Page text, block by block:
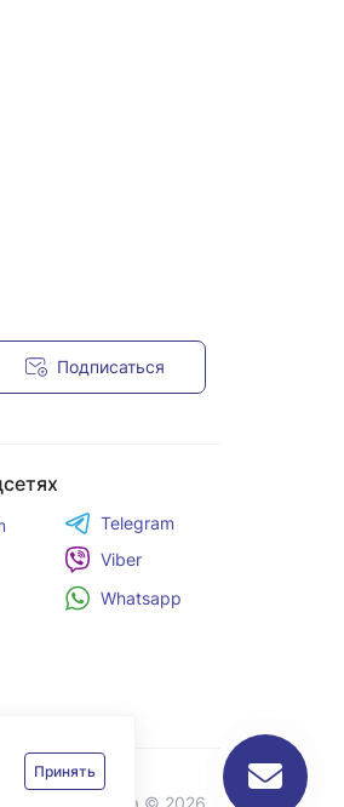
Подписаться
Telegram
Viber
Whatsapp
Черніка © 2026
Принять